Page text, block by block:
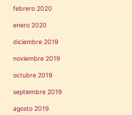
febrero 2020
enero 2020
diciembre 2019
noviembre 2019
octubre 2019
septiembre 2019
agosto 2019